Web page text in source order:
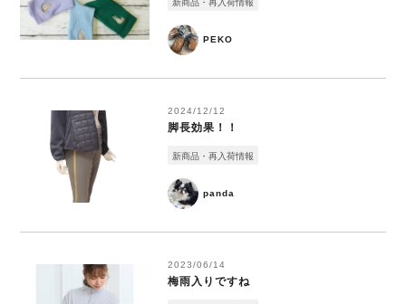
PEKO
新商品・再入荷情報
2024/12/12
脚長効果！！
panda
新商品・再入荷情報
2023/06/14
梅雨入りですね